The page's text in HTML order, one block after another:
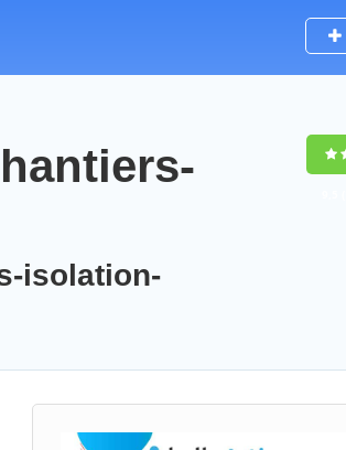
isolation-